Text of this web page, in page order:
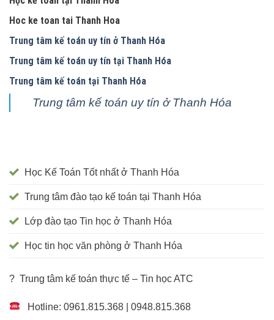
Hoc ke toan tai Thanh Hoa
Trung tâm kế toán uy tín ở Thanh Hóa
Trung tâm kế toán uy tín tại Thanh Hóa
Trung tâm kế toán tại Thanh Hóa
Trung tâm kế toán uy tín ở Thanh Hóa
Học Kế Toán Tốt nhất ở Thanh Hóa
Trung tâm đào tạo kế toán tại Thanh Hóa
Lớp đào tạo Tin học ở Thanh Hóa
Học tin học văn phòng ở Thanh Hóa
? Trung tâm kế toán thực tế – Tin học ATC
Hotline: 0961.815.368 | 0948.815.368